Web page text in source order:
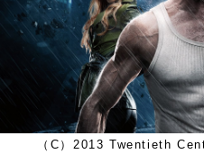
（C）2013 Twentieth